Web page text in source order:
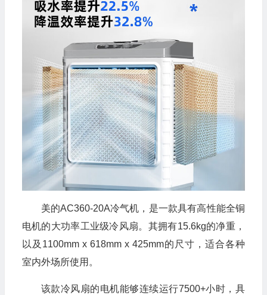
美的AC360-20A冷气机，是一款具有高性能全铜
电机的大功率工业级冷风扇。其拥有15.6kg的净重，
以及1100mm x 618mm x 425mm的尺寸，适合各种
室内外场所使用。
该款冷风扇的电机能够连续运行7500+小时，具